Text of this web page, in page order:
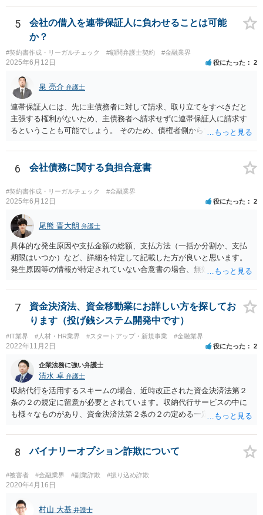
いる場合には、会社とのやり取りを保存し、弁護士に相談したうえで
対応なさった方がよいでしょう。
5
会社の借入を連帯保証人に負わせることは可能
か？
#契約書作成・リーガルチェック #顧問弁護士契約 #金融業界
2025年6月12日 役にたった 2
泉 亮介 弁護士
連帯保証人には、先に主債務者に対して請求、取り立てをすべきだと
主張する権利がないため、主債務者へ請求せずに連帯保証人に請求す
るということも可能でしょう。 そのため、債権者側からすれば、会社
求しても良いものとなります。
6 会社債務に関する負担合意書
#契約書作成・リーガルチェック #金融業界
2025年6月12日 役にたった 2
尾熊 晋大朗 弁護士
具体的な発生原因や支払金額の総額、支払方法（一括か分割か、支払
期限はいつか）など、詳細を特定して記載した方が良いと思います。
発生原因等の情報が特定されていない合意書の場合、無効になるリス
項など、合意書に記載した方が良い文言もありますので、ご注意され
た方が良いです。 合意書など法的な書面は文言によって効果が変わり
得るので、弁護士にご事情を伝えて直接相談、合意書の作成を依頼す
ることをお勧めいたします。
7
資金決済法、資金移動業にお詳しい方を探してお
ります（投げ銭システム開発中です）
#IT業界 #人材・HR業界 #スタートアップ・新規事業 #金融業界
2022年11月2日 役にたった 2
企業法務に強い弁護士
清水 卓 弁護士
収納代行を活用するスキームの場合、近時改正された資金決済法第２
条の２の規定に留意が必要とされています。収納代行サービスの中に
も様々なものがあり、資金決済法第２条の２の定める一定の要件（内
ことが明らかにされました。 この資金決済法第２条の２の定める一
定の要件（内閣府令で定める要件も含む）については、該当条文を見
示板で回答するには限界がありますので、この分野に詳しそうな弁護
士の方に直接相談なさってみて下さい。 （資金決済法） 第二条の二
の委託、受取人からの金銭債権の譲受けその他これらに類する方法に
8 バイナリーオプション詐欺について
#被害者 #金融業界 #副業詐欺 #振り込め詐欺
2020年4月16日
村山 大基 弁護士